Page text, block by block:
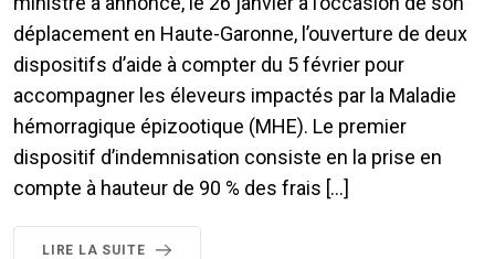
déplacement en Haute-Garonne, l’ouverture de deux
dispositifs d’aide à compter du 5 février pour
accompagner les éleveurs impactés par la Maladie
hémorragique épizootique (MHE). Le premier
dispositif d’indemnisation consiste en la prise en
compte à hauteur de 90 % des frais […]
LIRE LA SUITE